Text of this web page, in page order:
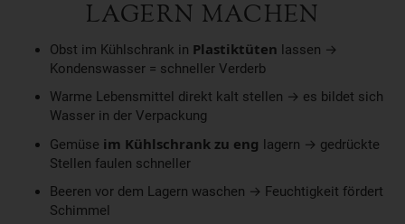
LAGERN MACHEN
Obst im Kühlschrank in Plastiktüten lassen →
Kondenswasser = schneller Verderb
Warme Lebensmittel direkt kalt stellen → es bildet sich
Wasser in der Verpackung
Gemüse im Kühlschrank zu eng lagern → gedrückte
Stellen faulen schneller
Beeren vor dem Lagern waschen → Feuchtigkeit fördert
Schimmel